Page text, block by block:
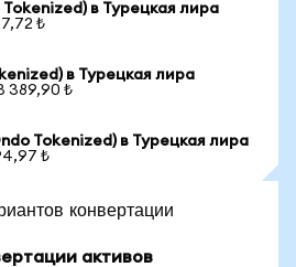
в Турецкая лира
₺
в Турецкая лира
389,90 ₺
Tokenized) в Турецкая лира
₺
конвертации
активов